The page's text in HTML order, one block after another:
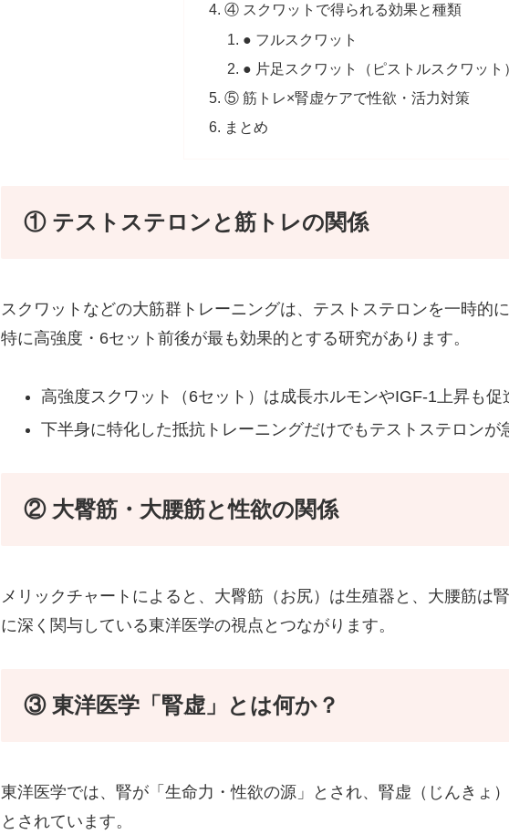
④ スクワットで得られる効果と種類
● フルスクワット
● 片足スクワット（ピストルスクワット）
⑤ 筋トレ×腎虚ケアで性欲・活力対策
まとめ
① テストステロンと筋トレの関係
スクワットなどの大筋群トレーニングは、テストステロンを一時的
特に高強度・6セット前後が最も効果的とする研究があります。
高強度スクワット（6セット）は成長ホルモンやIGF‑1上昇も促
下半身に特化した抵抗トレーニングだけでもテストステロンが
② 大臀筋・大腰筋と性欲の関係
メリックチャートによると、大臀筋（お尻）は生殖器と、大腰筋は
に深く関与している東洋医学の視点とつながります。
③ 東洋医学「腎虚」とは何か？
東洋医学では、腎が「生命力・性欲の源」とされ、腎虚（じんきょ
とされています。